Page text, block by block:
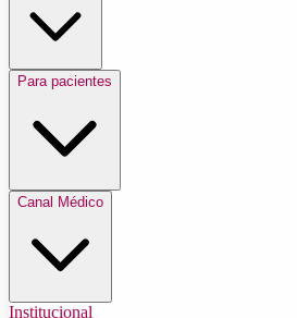
Para pacientes
Canal Médico
Institucional